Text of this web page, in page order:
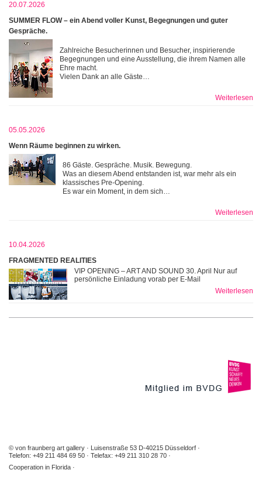
20.07.2026
SUMMER FLOW – ein Abend voller Kunst, Begegnungen und guter
Gespräche.
Zahlreiche Besucherinnen und Besucher, inspirierende
Begegnungen und eine Ausstellung, die ihrem Namen alle
Ehre macht.
Vielen Dank an alle Gäste…
Weiterlesen
05.05.2026
Wenn Räume beginnen zu wirken.
86 Gäste. Gespräche. Musik. Bewegung.
Was an diesem Abend entstanden ist, war mehr als ein
klassisches Pre-Opening.
Es war ein Moment, in dem sich…
Weiterlesen
10.04.2026
FRAGMENTED REALITIES
VIP OPENING – ART AND SOUND 30. April Nur auf
persönliche Einladung vorab per E-Mail
Weiterlesen
© von fraunberg art gallery
Luisenstraße 53 D-40215 Düsseldorf
Telefon: +49 211 484 69 50
Telefax: +49 211 310 28 70
Cooperation in Florida